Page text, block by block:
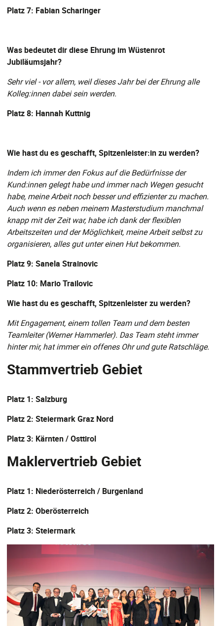
Platz 7: Fabian Scharinger
Was bedeutet dir diese Ehrung im Wüstenrot
Jubiläumsjahr?
Sehr viel - vor allem, weil dieses Jahr bei der Ehrung alle
Kolleg:innen dabei sein werden.
Platz 8: Hannah Kuttnig
Wie hast du es geschafft, Spitzenleister:in zu werden?
Indem ich immer den Fokus auf die Bedürfnisse der
Kund:innen gelegt habe und immer nach Wegen gesucht
habe, meine Arbeit noch besser und effizienter zu machen.
Auch wenn es neben meinem Masterstudium manchmal
knapp mit der Zeit war, habe ich dank der flexiblen
Arbeitszeiten und der Möglichkeit, meine Arbeit selbst zu
organisieren, alles gut unter einen Hut bekommen.
Platz 9: Sanela Strainovic
Platz 10: Mario Trailovic
Wie hast du es geschafft, Spitzenleister zu werden?
Mit Engagement, einem tollen Team und dem besten
Teamleiter (Werner Hammerler). Das Team steht immer
hinter mir, hat immer ein offenes Ohr und gute Ratschläge.
Stammvertrieb Gebiet
Platz 1: Salzburg
Platz 2: Steiermark Graz Nord
Platz 3: Kärnten / Osttirol
Maklervertrieb Gebiet
Platz 1: Niederösterreich / Burgenland
Platz 2: Oberösterreich
Platz 3: Steiermark